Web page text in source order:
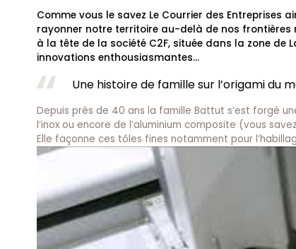
Comme vous le savez Le Courrier des
rayonner notre territoire au-delà de nos
à la tête de la société C2F, située dans la zone
innovations enthousiasmantes…
Une histoire de famille sur l’origami du
Depuis près de 40 ans la famille Battut s’est forgé
l’inox ou encore de l’aluminium composite (vous
Elle façonne ces tôles fines notamment pour